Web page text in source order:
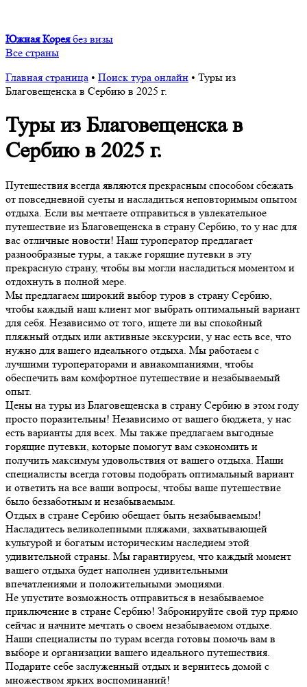
Южная Корея без визы
Все страны
Главная страница • Поиск тура онлайн • Туры из
Благовещенска в Сербию в 2025 г.
Туры из Благовещенска в
Сербию в 2025 г.
Путешествия всегда являются прекрасным способом сбежать
от повседневной суеты и насладиться неповторимым опытом
отдыха. Если вы мечтаете отправиться в увлекательное
путешествие из Благовещенска в страну Сербию, то у нас для
вас отличные новости! Наш туроператор предлагает
разнообразные туры, а также горящие путевки в эту
прекрасную страну, чтобы вы могли насладиться моментом и
отдохнуть в полной мере.
Мы предлагаем широкий выбор туров в страну Сербию,
чтобы каждый наш клиент мог выбрать оптимальный вариант
для себя. Независимо от того, ищете ли вы спокойный
пляжный отдых или активные экскурсии, у нас есть все, что
нужно для вашего идеального отдыха. Мы работаем с
лучшими туроператорами и авиакомпаниями, чтобы
обеспечить вам комфортное путешествие и незабываемый
опыт.
Цены на туры из Благовещенска в страну Сербию в этом году
просто поразительны! Независимо от вашего бюджета, у нас
есть варианты для всех. Мы также предлагаем выгодные
горящие путевки, которые помогут вам сэкономить и
получить максимум удовольствия от вашего отдыха. Наши
специалисты всегда готовы подобрать оптимальный вариант
и ответить на все ваши вопросы, чтобы ваше путешествие
было беззаботным и незабываемым.
Отдых в стране Сербию обещает быть незабываемым!
Насладитесь великолепными пляжами, захватывающей
культурой и богатым историческим наследием этой
удивительной страны. Мы гарантируем, что каждый момент
вашего отдыха будет наполнен удивительными
впечатлениями и положительными эмоциями.
Не упустите возможность отправиться в незабываемое
приключение в стране Сербию! Забронируйте свой тур прямо
сейчас и начните мечтать о своем незабываемом отдыхе.
Наши специалисты по турам всегда готовы помочь вам в
выборе и организации вашего идеального путешествия.
Подарите себе заслуженный отдых и вернитесь домой с
множеством ярких воспоминаний!